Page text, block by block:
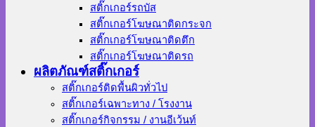
สติ๊กเกอร์รถบัส
สติ๊กเกอร์โฆษณาติดกระจก
สติ๊กเกอร์โฆษณาติดตึก
สติ๊กเกอร์โฆษณาติดรถ
ผลิตภัณฑ์สติ๊กเกอร์
สติ๊กเกอร์ติดพื้นผิวทั่วไป
สติ๊กเกอร์เฉพาะทาง / โรงงาน
สติ๊กเกอร์กิจกรรม / งานอีเว้นท์